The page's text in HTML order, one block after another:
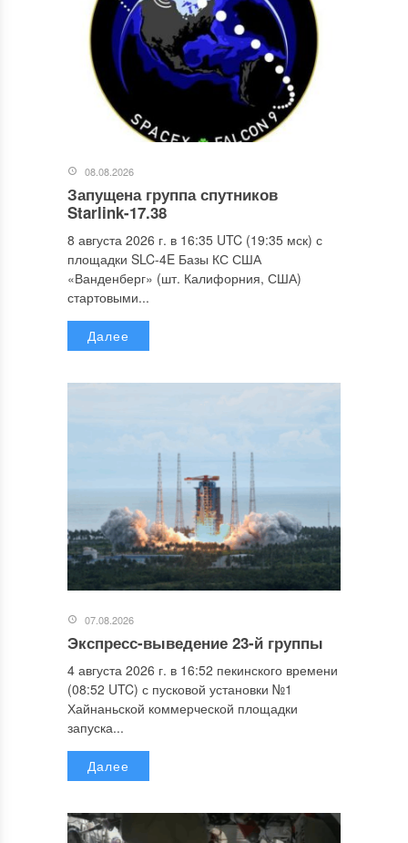
08.08.2026
Запущена группа спутников
Starlink-17.38
8 августа 2026 г. в 16:35 UTC (19:35 мск) с
площадки SLC-4E Базы КС США
«Ванденберг» (шт. Калифорния, США)
стартовыми...
Далее
07.08.2026
Экспресс-выведение 23-й группы
4 августа 2026 г. в 16:52 пекинского времени
(08:52 UTC) с пусковой установки №1
Хайнаньской коммерческой площадки
запуска...
Далее